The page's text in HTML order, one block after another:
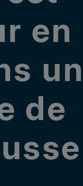
en
un
de